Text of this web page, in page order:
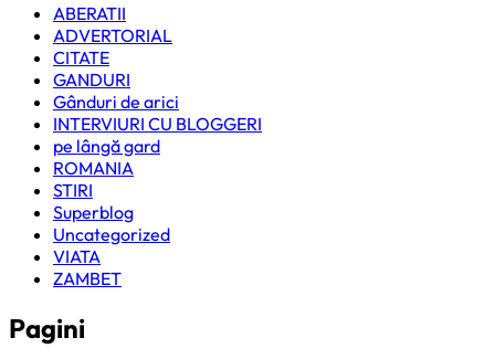
ABERATII
ADVERTORIAL
CITATE
GANDURI
Gânduri de arici
INTERVIURI CU BLOGGERI
pe lângă gard
ROMANIA
STIRI
Superblog
Uncategorized
VIATA
ZAMBET
Pagini